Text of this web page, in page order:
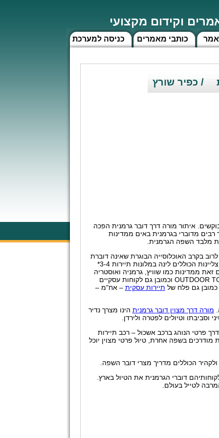
וקידום מקצועי
כניסה למערכת כותבי מאמרים
/ כפיר שורץ
איתור מורה דרך דובר גרמנית הפכה
מדוברי בגרמנית באים ממדינות
מלבד השפה הגרמנית.
בקרב האוכלוסייה הבוגרת שאינה דוברת
אנגלית כלל וחייבת לכלול בכל טיול שלה מורה דרך דובר גרמנית. מרבית הטיולים בגרמנית הינם טיולי צליינות הכוללים לינה במלונות תיירות 3-4*
זאת ממדינות כמו שוויץ, גרמניה ואוסטריה
OUTDOOR וכמובן גם לקוחות עסקיים
כמובן גם פלח של תיירות עסקית – אח"מ –
מורה דרך מצוין דובר גרמנית הינו מצרך נדיר
וסביבתו וטיולים לפטרה ולירדן.
פרטי הנוהג ברכב אשכול – רכב תיירות
מודרכים בשפה אחרת, טיול פרטי מצוין יוכל
ולקהיר הכוללים מדריך מצרי דובר השפה.
דוברי הגרמנית את הטיול בארץ.
לטייל בעולם.